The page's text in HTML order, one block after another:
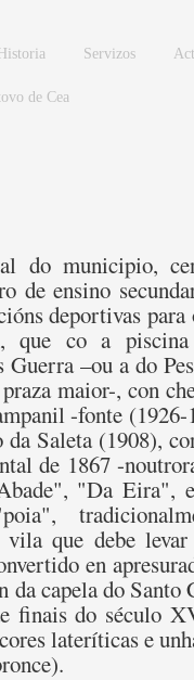
Historia Servizos
de Cea
do municipio,
de ensino
deportivas
co a piscina
Guerra –ou a do
maior-, con
-fonte (1926-
Saleta (1908),
de 1867 -
"Da Eira",
que debe
en
capela do Santo
finais do século
lateríticas e